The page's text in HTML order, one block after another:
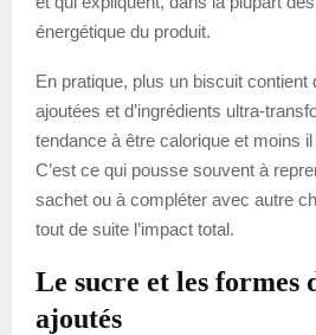
énergétique du produit.
En pratique, plus un biscuit
ajoutées et d’ingrédients ultra-
tendance à être calorique et moins
C’est ce qui pousse souvent à
sachet ou à compléter avec autre
tout de suite l’impact total.
Le sucre et les formes
ajoutés